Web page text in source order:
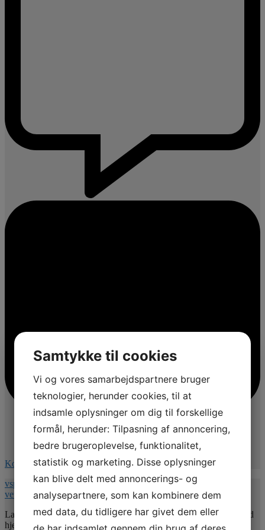
Kommentér på Facebook
vspnet.dk/erfa-moede-for-oplaeringsansvarlige-paa-
veterinaersygeplejerske-uddannelsen/
Lad mig uddybe indholdet 💚. Jeg vil give jer nogle værktøjer med
hjem så undertitlen er : Hvordan uddannelsesansvarlige kan bruge
Samtykke til cookies
Vi og vores samarbejdspartnere bruger
teknologier, herunder cookies, til at
indsamle oplysninger om dig til forskellige
formål, herunder: Tilpasning af annoncering,
bedre brugeroplevelse, funktionalitet,
statistik og marketing. Disse oplysninger
kan blive delt med annoncerings- og
analysepartnere, som kan kombinere dem
med data, du tidligere har givet dem eller